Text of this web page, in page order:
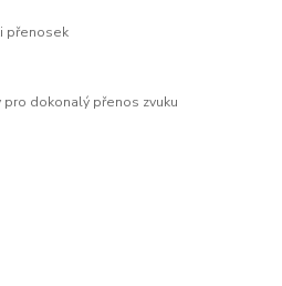
přenosek
dokonalý přenos zvuku